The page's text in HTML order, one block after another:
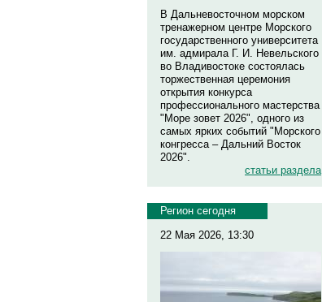
В Дальневосточном морском
тренажерном центре Морского
государственного университета
им. адмирала Г. И. Невельского
во Владивостоке состоялась
торжественная церемония
открытия конкурса
профессионального мастерства
"Море зовет 2026", одного из
самых ярких событий "Морского
конгресса – Дальний Восток
2026".
статьи раздела
Регион сегодня
22 Мая 2026, 13:30